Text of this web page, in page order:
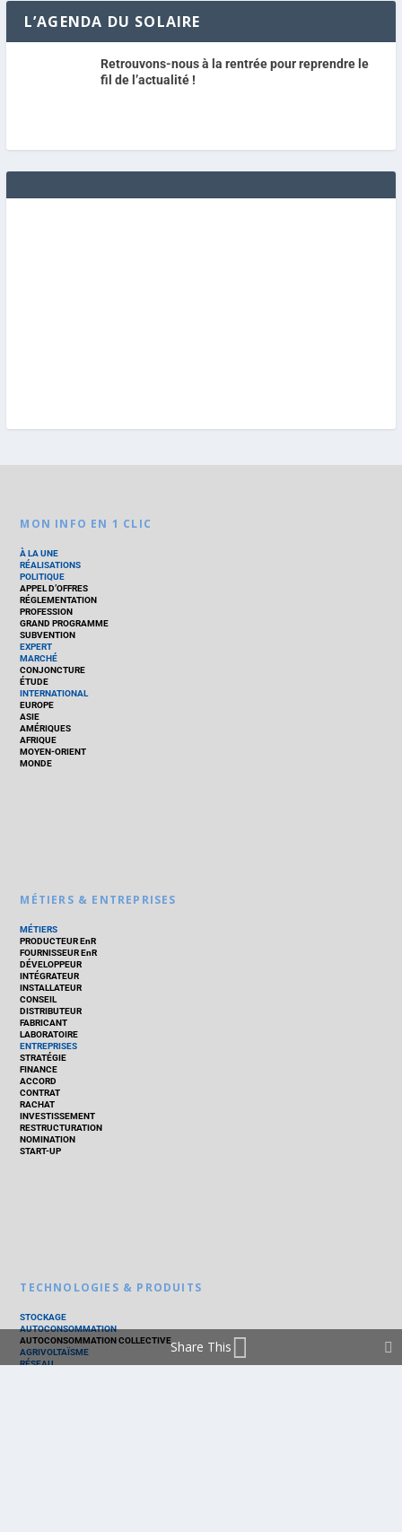
L’AGENDA DU SOLAIRE
Retrouvons-nous à la rentrée pour reprendre le
fil de l’actualité !
MON INFO EN 1 CLIC
À LA UNE
RÉALISATIONS
POLITIQUE
APPEL D’OFFRES
RÉGLEMENTATION
PROFESSION
GRAND PROGRAMME
SUBVENTION
EXPERT
MARCHÉ
CONJONCTURE
ÉTUDE
INTERNATIONAL
EUROPE
ASIE
AMÉRIQUES
AFRIQUE
MOYEN-ORIENT
MONDE
MÉTIERS & ENTREPRISES
MÉTIERS
PRODUCTEUR EnR
FOURNISSEUR EnR
DÉVELOPPEUR
INTÉGRATEUR
INSTALLATEUR
CONSEIL
DISTRIBUTEUR
FABRICANT
LABORATOIRE
ENTREPRISES
STRATÉGIE
FINANCE
ACCORD
CONTRAT
RACHAT
INVESTISSEMENT
RESTRUCTURATION
NOMINATION
START-UP
TECHNOLOGIES & PRODUITS
STOCKAGE
AUTOCONSOMMATION
AUTOCONSOMMATION COLLECTIVE
AGRIVOLTAÏSME
RÉSEAU
Share This